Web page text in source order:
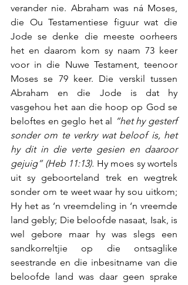
verander nie. Abraham was ná Moses,
die Ou Testamentiese figuur wat die
Jode se denke die meeste oorheers
het en daarom kom sy naam 73 keer
voor in die Nuwe Testament, teenoor
Moses se 79 keer. Die verskil tussen
Abraham en die Jode is dat hy
vasgehou het aan die hoop op God se
beloftes en geglo het al “het hy gesterf
sonder om te verkry wat beloof is, het
hy dit in die verte gesien en daaroor
gejuig” (Heb 11:13). Hy moes sy wortels
uit sy geboorteland trek en wegtrek
sonder om te weet waar hy sou uitkom;
Hy het as ‘n vreemdeling in ‘n vreemde
land gebly; Die beloofde nasaat, Isak, is
wel gebore maar hy was slegs een
sandkorreltjie op die ontsaglike
seestrande en die inbesitname van die
beloofde land was daar geen sprake